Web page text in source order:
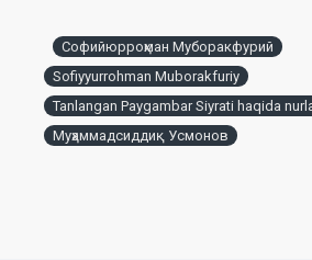
Софийюрроҳман Муборакфурий
Sofiyyurrohman Muborakfuriy
Tanlangan Paygambar Siyrati haqida
Муҳаммадсиддиқ Усмонов